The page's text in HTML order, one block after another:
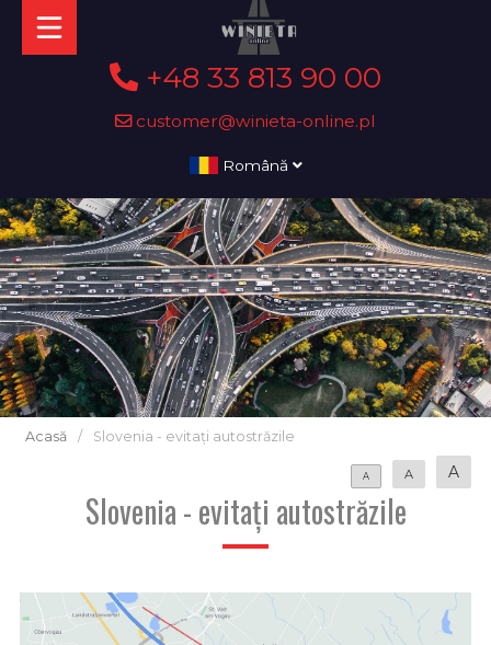
+48 33 813 90 00
customer@winieta-online.pl
Română
Acasă / Slovenia - evitați autostrăzile
A A A
Slovenia - evitați autostrăzile